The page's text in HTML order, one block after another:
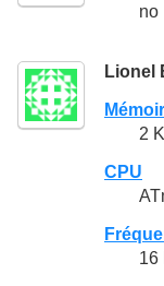
no
Lionel
2
CPU
16